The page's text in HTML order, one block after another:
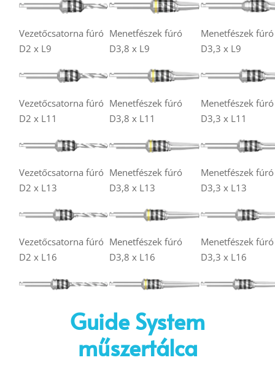
Vezetőcsatorna fúró
D2 x L9
Menetfészek fúró
D3,8 x L9
Menetfészek fúró
D3,3 x L9
Vezetőcsatorna fúró
D2 x L11
Menetfészek fúró
D3,8 x L11
Menetfészek fúró
D3,3 x L11
Vezetőcsatorna fúró
D2 x L13
Menetfészek fúró
D3,8 x L13
Menetfészek fúró
D3,3 x L13
Vezetőcsatorna fúró
D2 x L16
Menetfészek fúró
D3,8 x L16
Menetfészek fúró
D3,3 x L16
Guide System
műszertálca